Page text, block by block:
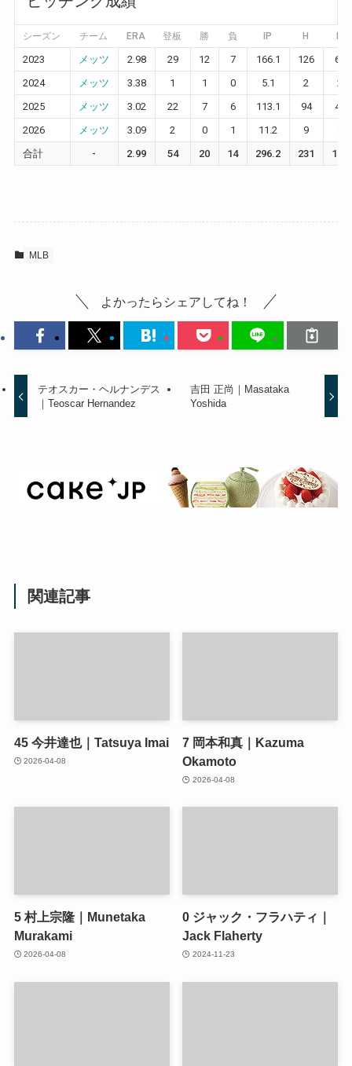
シーズン チーム ERA 登板 勝 負 IP H R
2023 メッツ 2.98 29 12 7 166.1 126
60
2024
メッツ 3.38 1 1 0 5.1 2
2
2025
メッツ 3.02 22 7 6 113.1 94
44
2026
メッツ 3.09 2 0 1 11.2 9
4
合計
- 2.99 54 20 14 296.2 231 110
MLB
よかったらシェアしてね！
テオスカー・ヘルナンデス
｜Teoscar Hernandez
吉田 正尚｜Masataka
Yoshida
関連記事
45今井達也｜Tatsuya Imai
2026-04-08
7 岡本和真｜Kazuma
Okamoto
2026-04-08
5村上宗隆｜Munetaka
Murakami
2026-04-08
0 ジャック・フラハティ｜
Jack Flaherty
2024-11-23